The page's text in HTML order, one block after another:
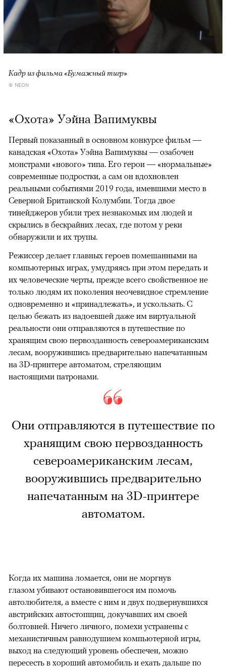
Кадр из фильма «Бумажный тигр»
© NEON
«Охота» Уэйна Вапимуквы
Первый показанный в основном конкурсе фильм —
канадская «Охота» Уэйна Вапимуквы — озабочен
монстрами «нового» типа. Его герои — «нормальные»
современные подростки, а сам он вдохновлен
реальными событиями 2019 года, имевшими место в
Северной Британской Колумбии. Тогда двое
тинейджеров убили трех незнакомых им людей и
скрылись в бескрайних лесах, где потом у реки
обнаружили и их трупы.
Режиссер делает главных героев помешанными на
компьютерных играх, умудряясь при этом передать и
их человеческие черты, прежде всего свойственное не
только людям их поколения неочевидное стремление
одновременно и «принадлежать», и ускользать. С
целью бежать из надоевшей даже им виртуальной
реальности они отправляются в путешествие по
хранящим свою первозданность североамериканским
лесам, вооружившись предварительно напечатанным
на 3D-принтере автоматом, стреляющим
настоящими патронами.
Они отправляются в путешествие по
хранящим свою первозданность
североамериканским лесам,
вооружившись предварительно
напечатанным на 3D-принтере
автоматом.
Когда их машина ломается, они не моргнув
глазом убивают остановившегося им помочь
автолюбителя, а вместе с ним и двух подвернувшихся
австрийских автостопщиц, докучавших им своей
болтовней. Ничего личного, помехи устранены с
механистичным равнодушием компьютерной игры,
выход на следующий уровень обеспечен, можно
пересесть в хороший автомобиль и ехать дальше по